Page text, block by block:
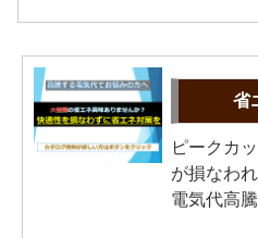
省
ピークカ
が損なわ
電気代高